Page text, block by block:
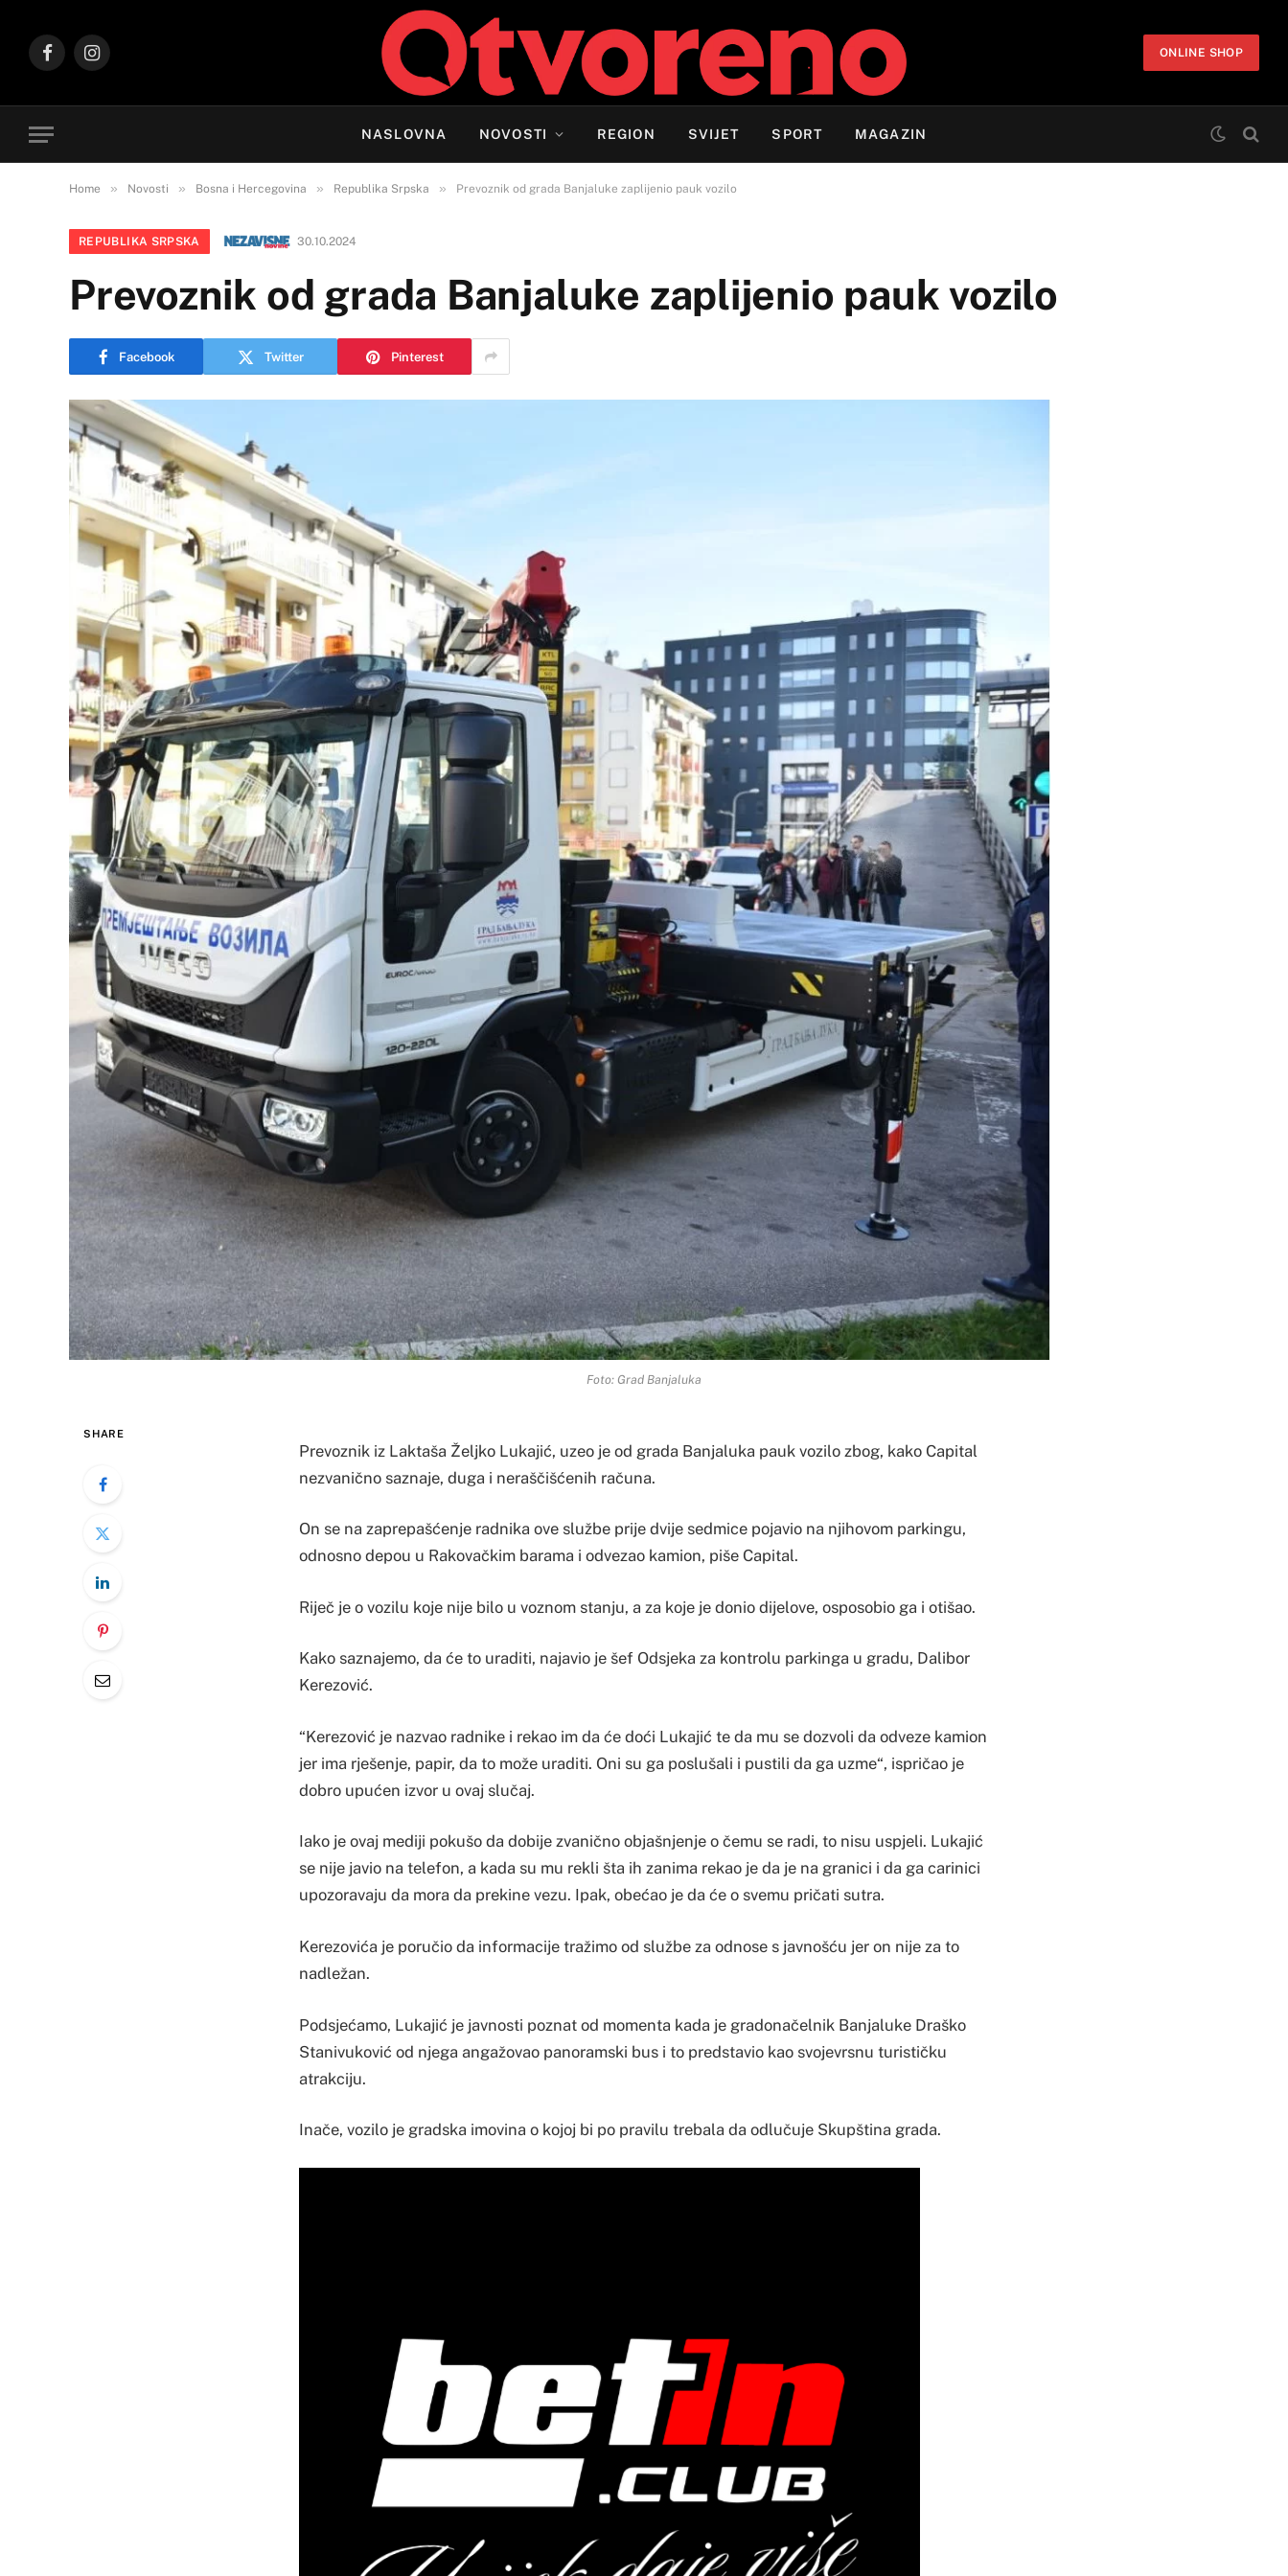
FacebookInstagram
ONLINE SHOP
NASLOVNA NOVOSTI REGION SVIJET SPORT MAGAZIN
Home » Novosti » Bosna i Hercegovina » Republika Srpska » Prevoznik od grada Banjaluke zaplijenio pauk vozilo
REPUBLIKA SRPSKA 30.10.2024
Prevoznik od grada Banjaluke zaplijenio pauk vozilo
Facebook Twitter Pinterest
Foto: Grad Banjaluka
SHARE
Prevoznik iz Laktaša Željko Lukajić, uzeo je od grada Banjaluka pauk vozilo zbog, kako Capital
nezvanično saznaje, duga i neraščišćenih računa.
On se na zaprepašćenje radnika ove službe prije dvije sedmice pojavio na njihovom parkingu,
odnosno depou u Rakovačkim barama i odvezao kamion, piše Capital.
Riječ je o vozilu koje nije bilo u voznom stanju, a za koje je donio dijelove, osposobio ga i otišao.
Kako saznajemo, da će to uraditi, najavio je šef Odsjeka za kontrolu parkinga u gradu, Dalibor
Kerezović.
“Kerezović je nazvao radnike i rekao im da će doći Lukajić te da mu se dozvoli da odveze kamion
jer ima rješenje, papir, da to može uraditi. Oni su ga poslušali i pustili da ga uzme“, ispričao je
dobro upućen izvor u ovaj slučaj.
Iako je ovaj mediji pokušo da dobije zvanično objašnjenje o čemu se radi, to nisu uspjeli. Lukajić
se nije javio na telefon, a kada su mu rekli šta ih zanima rekao je da je na granici i da ga carinici
upozoravaju da mora da prekine vezu. Ipak, obećao je da će o svemu pričati sutra.
Kerezovića je poručio da informacije tražimo od službe za odnose s javnošću jer on nije za to
nadležan.
Podsjećamo, Lukajić je javnosti poznat od momenta kada je gradonačelnik Banjaluke Draško
Stanivuković od njega angažovao panoramski bus i to predstavio kao svojevrsnu turističku
atrakciju.
Inače, vozilo je gradska imovina o kojoj bi po pravilu trebala da odlučuje Skupština grada.